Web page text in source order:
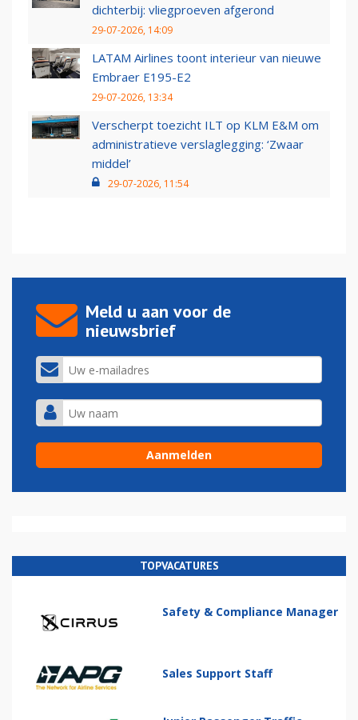
dichterbij: vliegproeven afgerond
29-07-2026, 14:09
LATAM Airlines toont interieur van nieuwe
Embraer E195-E2
29-07-2026, 13:34
Verscherpt toezicht ILT op KLM E&M om
administratieve verslaglegging: ‘Zwaar
middel’
29-07-2026, 11:54
Meld u aan voor de
nieuwsbrief
TOPVACATURES
Safety & Compliance Manager
Sales Support Staff